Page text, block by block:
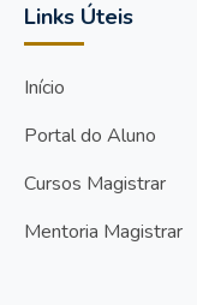
Links Úteis
Início
Portal do Aluno
Cursos Magistrar
Mentoria Magistrar